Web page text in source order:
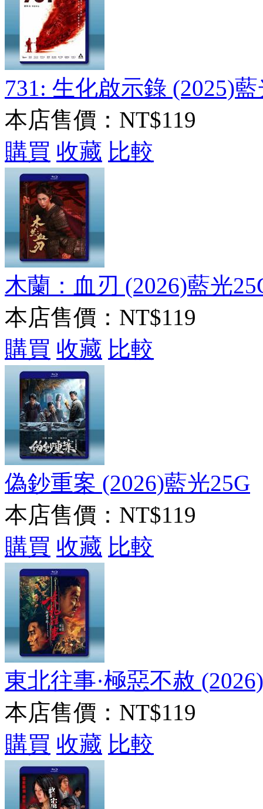
731: 生化啟示錄 (2025)藍
本店售價： NT$119
購買 收藏 比較
木蘭：血刃 (2026)藍光
本店售價： NT$119
購買 收藏 比較
偽鈔重案 (2026)藍光25G
本店售價： NT$119
購買 收藏 比較
東北往事·極惡不赦
本店售價： NT$119
購買 收藏 比較